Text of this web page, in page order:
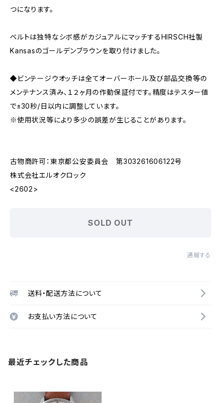
つになります。
ベルトは独特なシボ感がカジュアルにマッチするHIRSCH社製
Kansasのゴールデンブラウンを取り付けました。
◆ビンテージウオッチは全てオーバーホール及び部品交換等の
メンテナンス済み、１２ヶ月の作動保証付です。精度はテスター値
で±30秒/日以内に調整しています。
※使用状況等により多少の誤差が生じることがあります。
古物商許可：東京都公安委員会 第303261606122号
株式会社エルオクロック
<2602>
SOLD OUT
通報する
送料・配送方法について
お支払い方法について
最近チェックした商品